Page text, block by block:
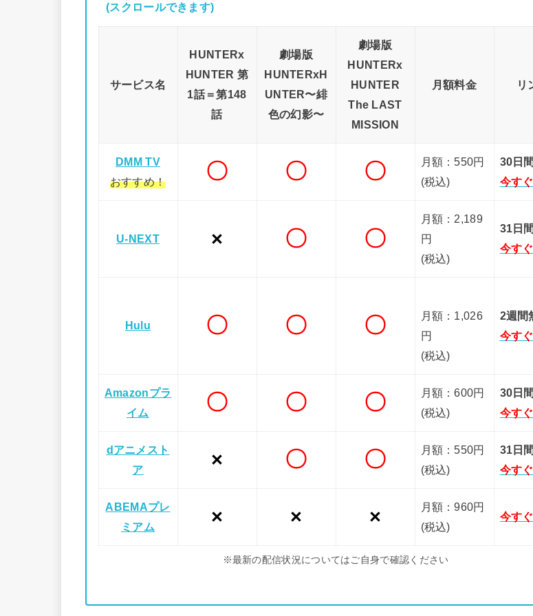
(スクロールできます)
サービス名
HUNTERx
HUNTER 第
1話＝第148
話
劇場版
HUNTERxH
UNTER〜緋
色の幻影〜
劇場版
HUNTERx
HUNTER
The LAST
MISSION
月額料金 リ
DMM TV
おすすめ！
〇 〇 〇
月額：550円
(税込)
30日
今す
U-NEXT × 〇 〇
月額：2,189
円
(税込)
31日
今す
Hulu 〇 〇 〇
月額：1,026
円
(税込)
2週間
今す
Amazonプラ
イム
〇 〇 〇
月額：600円
(税込)
30日
今す
dアニメスト
ア
× 〇 〇
月額：550円
(税込)
31日
今す
ABEMAプレ
ミアム
× × ×
月額：960円
(税込)
今す
※最新の配信状況についてはご自身で確認ください